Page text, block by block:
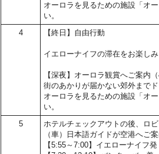
オーロラを見るための施設「オ
い。
4 【終日】自由行動
イエローナイフの滞在をお楽しみ
【深夜】オーロラ観賞へご案内（
街のあかりが届かない郊外までド
オーロラを見るための施設「オ
い。
5
ホテルチェックアウトの後、ロビ
（車）日本語ガイドが空港へご案
【5:55～7:00】イエローナイフ